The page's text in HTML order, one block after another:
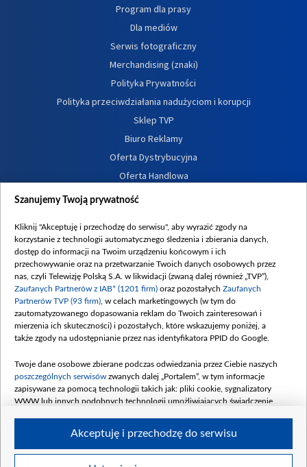
Program dla prasy
Dla mediów
Serwis fotograficzny
Merchandising (znaki)
Polityka Prywatności
Polityka przeciwdziałania nadużyciom i korupcji
Sklep TVP
Biuro Reklamy
Oferta Dystrybucyjna
Oferta Handlowa
Dostępność
Procedura zgłoszeń wewnętrznych
Szanujemy Twoją prywatność
Kliknij "Akceptuję i przechodzę do serwisu", aby wyrazić zgody na
korzystanie z technologii automatycznego śledzenia i zbierania danych,
dostęp do informacji na Twoim urządzeniu końcowym i ich
przechowywanie oraz na przetwarzanie Twoich danych osobowych przez
nas, czyli Telewizję Polską S.A. w likwidacji (zwaną dalej również „TVP”),
Zaufanych Partnerów z IAB* (1201 firm) oraz pozostałych Zaufanych
Partnerów TVP (93 firm) , w celach marketingowych (w tym do
zautomatyzowanego dopasowania reklam do Twoich zainteresowań i
mierzenia ich skuteczności) i pozostałych, które wskazujemy poniżej, a
także zgody na udostępnianie przez nas identyfikatora PPID do Google.
Twoje dane osobowe zbierane podczas odwiedzania przez Ciebie naszych
poszczególnych serwisów zwanych dalej „Portalem”, w tym informacje
zapisywane za pomocą technologii takich jak: pliki cookie, sygnalizatory
WWW lub innych podobnych technologii umożliwiających świadczenie
Twoje dane osobowe zbierane podczas odwiedzania przez Ciebie
Akceptuję i przechodzę do serwisu